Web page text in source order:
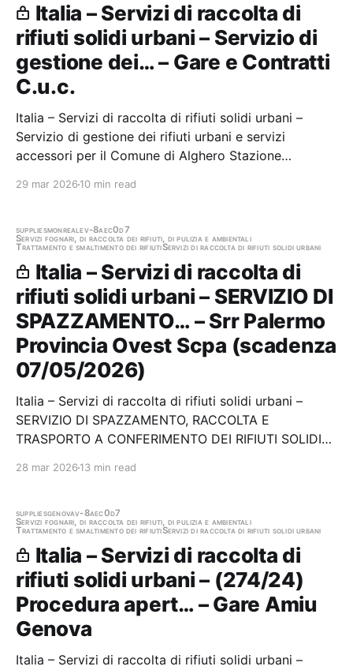
Italia – Servizi di raccolta di
rifiuti solidi urbani – Servizio di
gestione dei… – Gare e Contratti
C.u.c.
Italia – Servizi di raccolta di rifiuti solidi urbani –
Servizio di gestione dei rifiuti urbani e servizi
accessori per il Comune di Alghero Stazione
29 mar 2026 10 min read
suppliesmonrealev-8aec0d7
Servizi fognari, di raccolta dei rifiuti, di pulizia e ambientali
Trattamento e smaltimento dei rifiutiServizi di raccolta di rifiuti solidi urbani
Italia – Servizi di raccolta di
rifiuti solidi urbani – SERVIZIO DI
SPAZZAMENTO… – Srr Palermo
Provincia Ovest Scpa (scadenza
07/05/2026)
Italia – Servizi di raccolta di rifiuti solidi urbani –
SERVIZIO DI SPAZZAMENTO, RACCOLTA E
TRASPORTO A CONFERIMENTO DEI RIFIUTI SOLIDI
Stazione appaltante: Srr…
28 mar 2026 13 min read
suppliesgenovav-8aec0d7
Servizi fognari, di raccolta dei rifiuti, di pulizia e ambientali
Trattamento e smaltimento dei rifiutiServizi di raccolta di rifiuti solidi urbani
Italia – Servizi di raccolta di
rifiuti solidi urbani – (274/24)
Procedura apert… – Gare Amiu
Genova
Italia – Servizi di raccolta di rifiuti solidi urbani –